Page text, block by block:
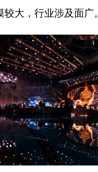
大，行业涉及面广。